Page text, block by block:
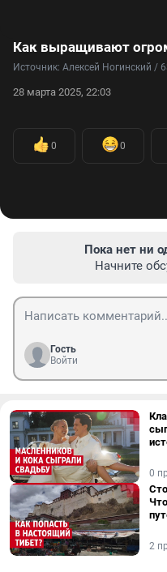
Источник: Алексей Ногинский /
28 марта 2025, 22:03
0 0
Пока нет ни
Начните
Гость
Войти
0
2